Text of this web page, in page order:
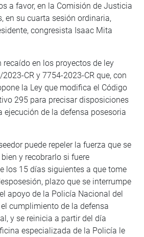
a favor, en la Comisión de Justicia
en su cuarta sesión ordinaria,
congresista Isaac Mita
recaído en los proyectos de ley
CR y 7754-2023-CR que, con
la Ley que modifica el Código
295 para precisar disposiciones
ejecución de la defensa posesoria
puede repeler la fuerza que se
y recobrarlo si fuere
los 15 días siguientes a que tome
plazo que se interrumpe
apoyo de la Policía Nacional del
cumplimiento de la defensa
y se reinicia a partir del día
especializada de la Policía le